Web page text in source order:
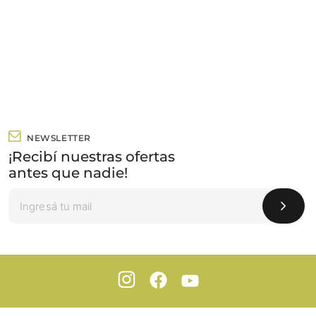
NEWSLETTER
¡Recibí nuestras ofertas
antes que nadie!